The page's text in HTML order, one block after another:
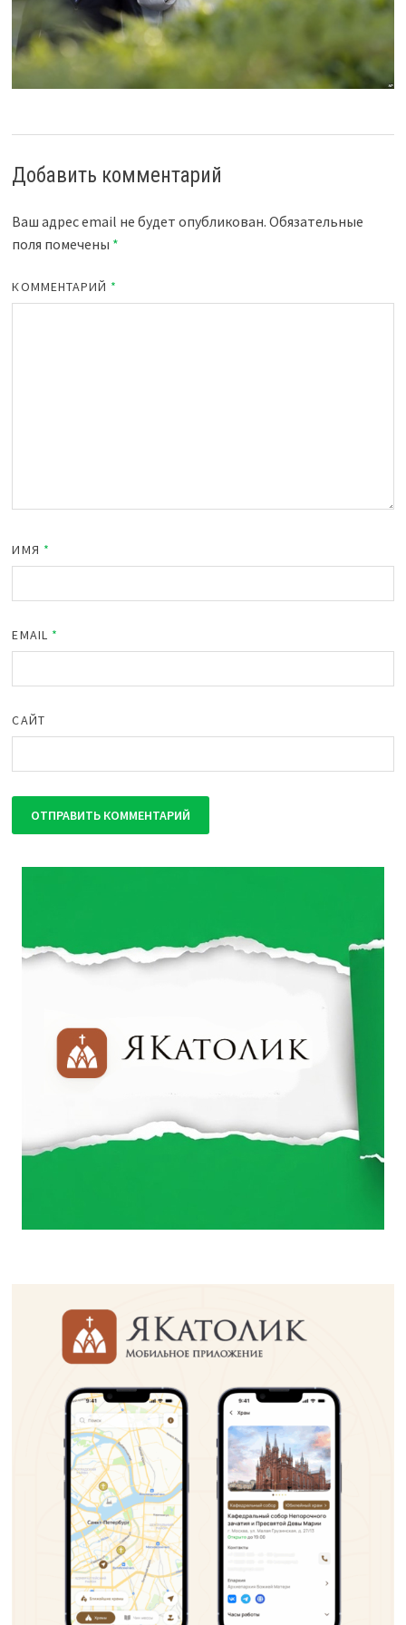
Добавить комментарий
Ваш адрес email не будет опубликован. Обязательные
поля помечены *
КОММЕНТАРИЙ *
ИМЯ *
EMAIL *
САЙТ